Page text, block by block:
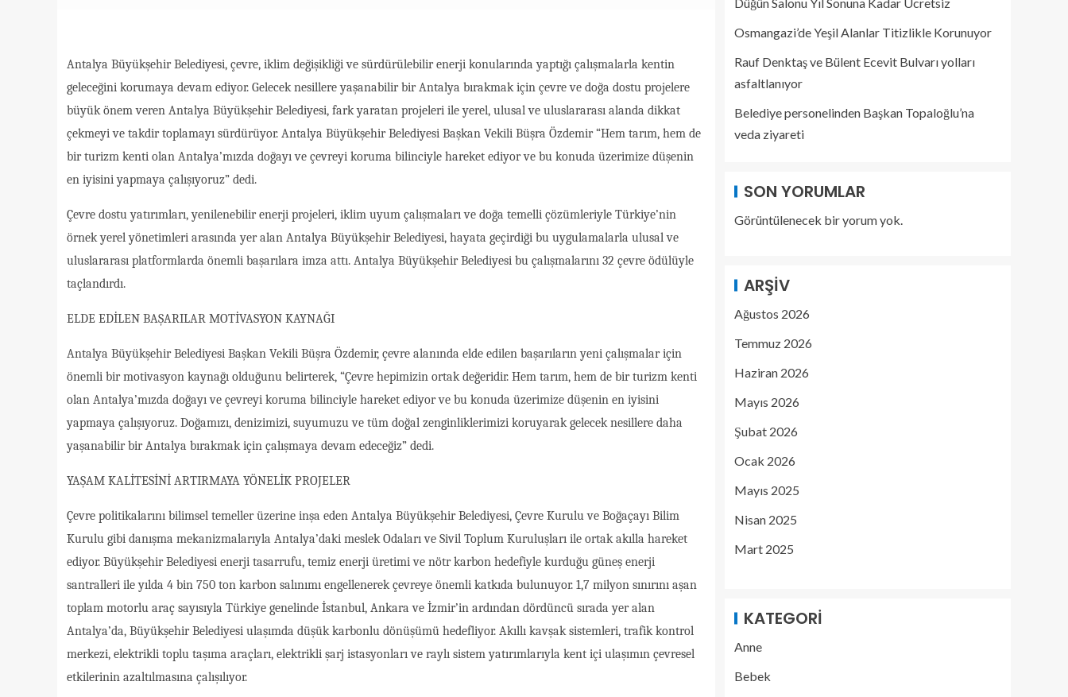
Antalya Büyükşehir Belediyesi, çevre, iklim değişikliği ve sürdürülebilir enerji konularında yaptığı çalışmalarla kentin
geleceğini korumaya devam ediyor. Gelecek nesillere yaşanabilir bir Antalya bırakmak için çevre ve doğa dostu projelere
büyük önem veren Antalya Büyükşehir Belediyesi, fark yaratan projeleri ile yerel, ulusal ve uluslararası alanda dikkat
çekmeyi ve takdir toplamayı sürdürüyor. Antalya Büyükşehir Belediyesi Başkan Vekili Büşra Özdemir “Hem tarım, hem de
bir turizm kenti olan Antalya’mızda doğayı ve çevreyi koruma bilinciyle hareket ediyor ve bu konuda üzerimize düşenin
en iyisini yapmaya çalışıyoruz” dedi.
Çevre dostu yatırımları, yenilenebilir enerji projeleri, iklim uyum çalışmaları ve doğa temelli çözümleriyle Türkiye’nin
örnek yerel yönetimleri arasında yer alan Antalya Büyükşehir Belediyesi, hayata geçirdiği bu uygulamalarla ulusal ve
uluslararası platformlarda önemli başarılara imza attı. Antalya Büyükşehir Belediyesi bu çalışmalarını 32 çevre ödülüyle
taçlandırdı.
ELDE EDİLEN BAŞARILAR MOTİVASYON KAYNAĞI
Antalya Büyükşehir Belediyesi Başkan Vekili Büşra Özdemir, çevre alanında elde edilen başarıların yeni çalışmalar için
önemli bir motivasyon kaynağı olduğunu belirterek, “Çevre hepimizin ortak değeridir. Hem tarım, hem de bir turizm kenti
olan Antalya’mızda doğayı ve çevreyi koruma bilinciyle hareket ediyor ve bu konuda üzerimize düşenin en iyisini
yapmaya çalışıyoruz. Doğamızı, denizimizi, suyumuzu ve tüm doğal zenginliklerimizi koruyarak gelecek nesillere daha
yaşanabilir bir Antalya bırakmak için çalışmaya devam edeceğiz” dedi.
YAŞAM KALİTESİNİ ARTIRMAYA YÖNELİK PROJELER
Çevre politikalarını bilimsel temeller üzerine inşa eden Antalya Büyükşehir Belediyesi, Çevre Kurulu ve Boğaçayı Bilim
Kurulu gibi danışma mekanizmalarıyla Antalya’daki meslek Odaları ve Sivil Toplum Kuruluşları ile ortak akılla hareket
ediyor. Büyükşehir Belediyesi enerji tasarrufu, temiz enerji üretimi ve nötr karbon hedefiyle kurduğu güneş enerji
santralleri ile yılda 4 bin 750 ton karbon salınımı engellenerek çevreye önemli katkıda bulunuyor. 1,7 milyon sınırını aşan
toplam motorlu araç sayısıyla Türkiye genelinde İstanbul, Ankara ve İzmir’in ardından dördüncü sırada yer alan
Antalya’da, Büyükşehir Belediyesi ulaşımda düşük karbonlu dönüşümü hedefliyor. Akıllı kavşak sistemleri, trafik kontrol
merkezi, elektrikli toplu taşıma araçları, elektrikli şarj istasyonları ve raylı sistem yatırımlarıyla kent içi ulaşımın çevresel
etkilerinin azaltılmasına çalışılıyor.
Osmangazi’de Yeşil Alanlar Titizlikle Korunuyor
Rauf Denktaş ve Bülent Ecevit Bulvarı yolları
asfaltlanıyor
Belediye personelinden Başkan Topaloğlu’na
veda ziyareti
SON YORUMLAR
Görüntülenecek bir yorum yok.
ARŞIV
Ağustos 2026
Temmuz 2026
Haziran 2026
Mayıs 2026
Şubat 2026
Ocak 2026
Mayıs 2025
Nisan 2025
Mart 2025
KATEGORI
Anne
Bebek